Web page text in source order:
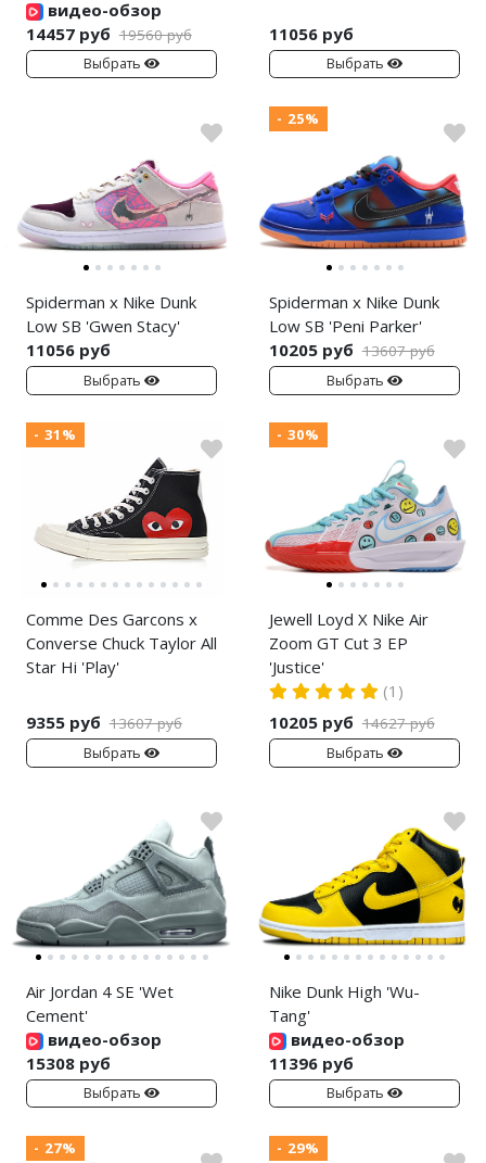
видео-обзор
14457 руб 19560 руб
Выбрать
11056 руб
Выбрать
Spiderman x Nike Dunk
Low SB 'Gwen Stacy'
11056 руб
Выбрать
- 25%
Spiderman x Nike Dunk
Low SB 'Peni Parker'
10205 руб 13607 руб
Выбрать
- 31%
Comme Des Garcons x
Converse Chuck Taylor All
Star Hi 'Play'
9355 руб 13607 руб
Выбрать
- 30%
Jewell Loyd X Nike Air
Zoom GT Cut 3 EP
'Justice'
(1)
10205 руб 14627 руб
Выбрать
Air Jordan 4 SE 'Wet
Cement'
видео-обзор
15308 руб
Выбрать
Nike Dunk High 'Wu-
Tang'
видео-обзор
11396 руб
Выбрать
- 27% - 29%